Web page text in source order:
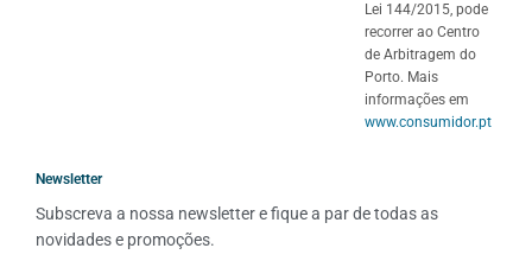
Lei 144/2015, pode
recorrer ao Centro
de Arbitragem do
Porto. Mais
informações em
www.consumidor.pt
Newsletter
Subscreva a nossa newsletter e fique a par de todas as
novidades e promoções.